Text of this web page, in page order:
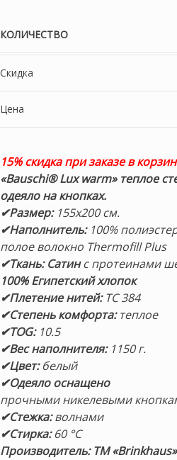
КОЛИЧЕСТВО
Скидка
Цена
15% скидка при заказе в
«Bauschi® Lux warm» теплое
одеялона кнопках.
✔Размер:155х200 см.
✔Наполнитель: 100%
полое волокно Thermofill Plus
✔Ткань: Сатинс протеинами
100% Египетский хлопок
✔Плетение нитей:TC 384
✔Степень комфорта:теплое
✔TOG:10.5
✔Вес наполнителя:1150 г.
✔Цвет:белый
✔Одеяло оснащено
прочными никелевыми
✔Стежка:волнами
✔Стирка:60 °C
Производитель: ТМ